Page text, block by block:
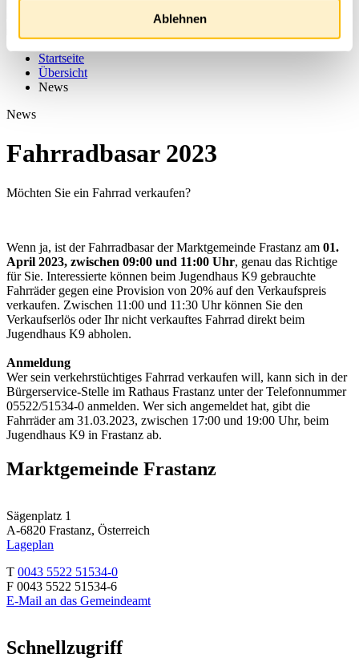
Ablehnen
Startseite
Übersicht
News
News
Fahrradbasar 2023
Möchten Sie ein Fahrrad verkaufen?
Wenn ja, ist der Fahrradbasar der Marktgemeinde Frastanz am 01.
April 2023, zwischen 09:00 und 11:00 Uhr, genau das Richtige
für Sie. Interessierte können beim Jugendhaus K9 gebrauchte
Fahrräder gegen eine Provision von 20% auf den Verkaufspreis
verkaufen. Zwischen 11:00 und 11:30 Uhr können Sie den
Verkaufserlös oder Ihr nicht verkauftes Fahrrad direkt beim
Jugendhaus K9 abholen.
Anmeldung
Wer sein verkehrstüchtiges Fahrrad verkaufen will, kann sich in der
Bürgerservice-Stelle im Rathaus Frastanz unter der Telefonnummer
05522/51534-0 anmelden. Wer sich angemeldet hat, gibt die
Fahrräder am 31.03.2023, zwischen 17:00 und 19:00 Uhr, beim
Jugendhaus K9 in Frastanz ab.
Marktgemeinde Frastanz
Sägenplatz 1
A-6820 Frastanz, Österreich
Lageplan
T 0043 5522 51534-0
F 0043 5522 51534-6
E-Mail an das Gemeindeamt
Schnellzugriff